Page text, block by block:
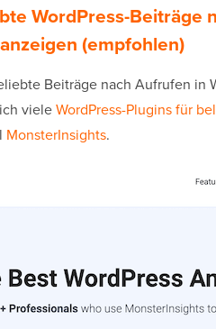
WordPress-Beiträge
(empfohlen)
Beiträge nach Aufrufen in
vieleWordPress-Plugins für
MonsterInsights.